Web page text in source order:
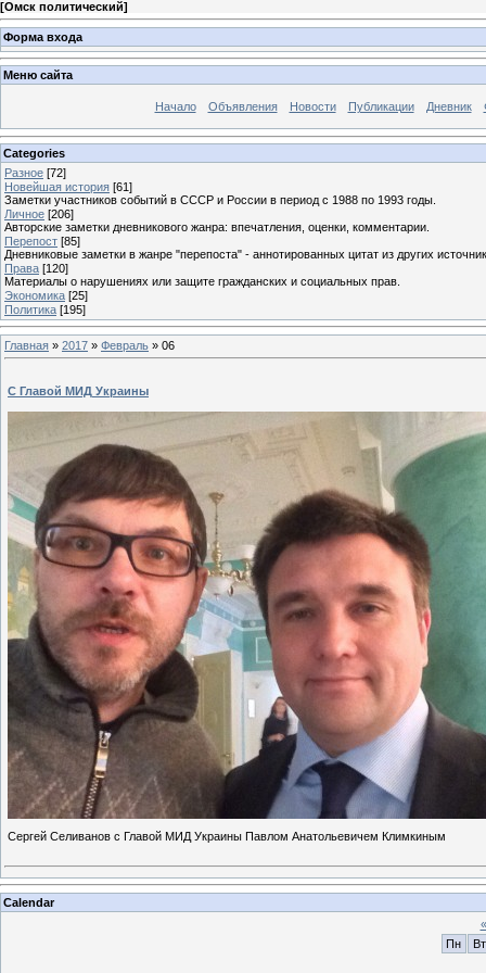
[Омск политический]
Форма входа
Меню сайта
Начало Объявления Новости Публикации Дневник
Categories
Разное [72]
Новейшая история [61]
Заметки участников событий в СССР и России в период с 1988 по 1993 годы.
Личное [206]
Авторские заметки дневникового жанра: впечатления, оценки, комментарии.
Перепост [85]
Дневниковые заметки в жанре "перепоста" - аннотированных цитат из других
Права [120]
Материалы о нарушениях или защите гражданских и социальных прав.
Экономика [25]
Политика [195]
Главная » 2017 » Февраль » 06
С Главой МИД Украины
Сергей Селиванов с Главой МИД Украины Павлом Анатольевичем Климкиным
Calendar
«
Пн
Вт